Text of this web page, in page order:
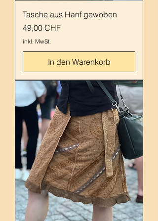
Tasche aus Hanf gewoben
Preis
49,00 CHF
inkl. MwSt.
In den Warenkorb